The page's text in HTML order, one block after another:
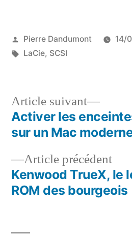
Publié
par
Pierre Dandumont 14/
Étiquettes :
LaCie, SCSI
Navigation
l’article
Article précédent
Kenwood TrueX, le
ROM des bourgeois
Article suivant
Article
Activer les
sur un Mac